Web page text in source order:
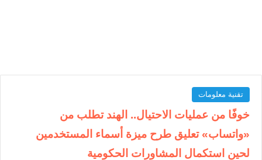
تقنية معلومات
خوفًا من عمليات الاحتيال.. الهند تطلب من
«واتساب» تعليق طرح ميزة أسماء المستخدمين
لحين استكمال المشاورات الحكومية